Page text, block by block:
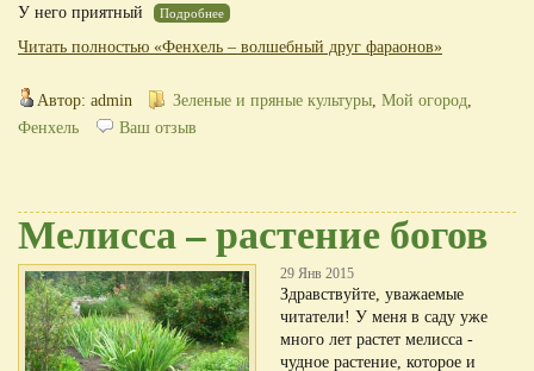
У него приятный
Подробнее
Читать полностью «Фенхель – волшебный друг фараонов»
Автор: admin Зеленые и пряные культуры Мой огород
Фенхель
Ваш отзыв
Мелисса – растение богов
29 Янв 2015
Здравствуйте, уважаемые
читатели! У меня в саду уже
много лет растет мелисса -
чудное растение, которое и